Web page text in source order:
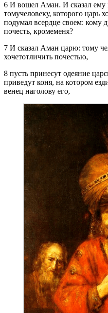
6 И вошел Аман. И сказал ему
томучеловеку, которого царь
подумал всердце своем: кому
почесть, кромеменя?
7 И сказал Аман царю: тому
хочетотличить почестью,
8 пусть принесут одеяние
приведут коня, на котором
венец наголову его,